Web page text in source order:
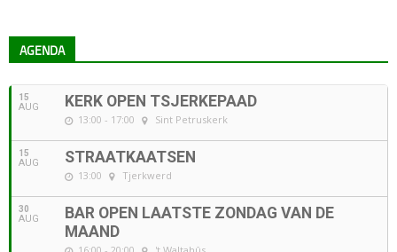
AGENDA
15
AUG KERK OPEN TSJERKEPAAD
13:00 - 17:00 Sint Petruskerk
15
AUG STRAATKAATSEN
13:00 Tjerkwerd
30
AUG
BAR OPEN LAATSTE ZONDAG VAN DE
MAAND